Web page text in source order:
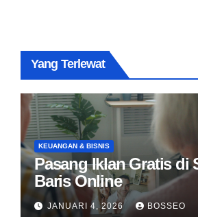
Yang Terlewat
KEUANGAN & BISNIS
Pasang Iklan Gratis di
Baris Online
JANUARI 4, 2026 BOSSEO